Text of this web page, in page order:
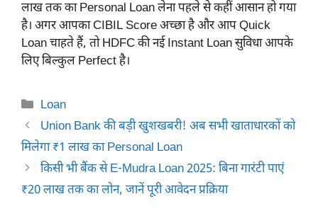
लाख तक का Personal Loan लेना पहले से कहीं आसान हो गया
है। अगर आपका CIBIL Score अच्छा है और आप Quick
Loan चाहते हैं, तो HDFC की नई Instant Loan सुविधा आपके
लिए बिल्कुल Perfect है।
Categories
Loan
Union Bank की बड़ी खुशखबरी! अब सभी खाताधारकों को
मिलेगा ₹1 लाख का Personal Loan
किसी भी बैंक से E-Mudra Loan 2025: बिना गारंटी पाएं
₹20 लाख तक का लोन, जानें पूरी आवेदन प्रक्रिया